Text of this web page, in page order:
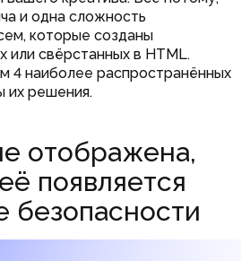
и одна сложность
которые созданы
или свёрстанных в HTML.
4 наиболее распространённых
их решения.
отображена,
появляется